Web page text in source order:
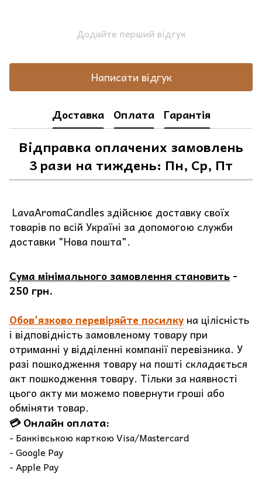
Додайте перший відгук
Написати відгук
Доставка Оплата Гарантія
Відправка оплачених замовлень
3 рази на тиждень: Пн, Ср, Пт
LavaAromaCandles здійснює доставку своїх
товарів по всій Україні за допомогою служби
доставки "Нова пошта".
Сума мінімального замовлення становить -
250 грн.
Обов'язково перевіряйте посилку на цілісність
і відповідність замовленому товару при
отриманні у відділенні компанії перевізника. У
разі пошкодження товару на пошті складається
акт пошкодження товару. Тільки за наявності
цього акту ми можемо повернути гроші або
обміняти товар.
💳 Онлайн оплата:
- Банківською карткою Visa/Mastercard
- Google Pay
- Apple Pay